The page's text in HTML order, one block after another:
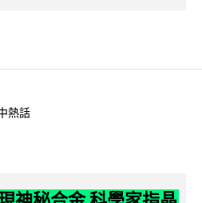
熱話